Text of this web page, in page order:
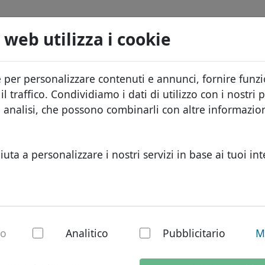
utilizza i cookie
personalizzare contenuti e annunci, fornire
traffico. Condividiamo i dati di utilizzo con i nostri
che possono combinarli con altre
a personalizzare i nostri servizi in base ai tuoi
Analitico Pubblicitario
Database dei domini
Domini africani
Domini asiatici
Domini europei
Domini
Listino prezzi
Sconti
Cerca
Servizi
ID Protect
Hosting DNS
WHOIS
FAQ
.berlin Cerca
- Nuovi TLD